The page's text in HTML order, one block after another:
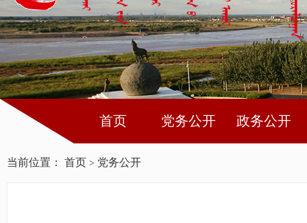
首页 党务公开 政务公开
当前位置： 首页 > 党务公开